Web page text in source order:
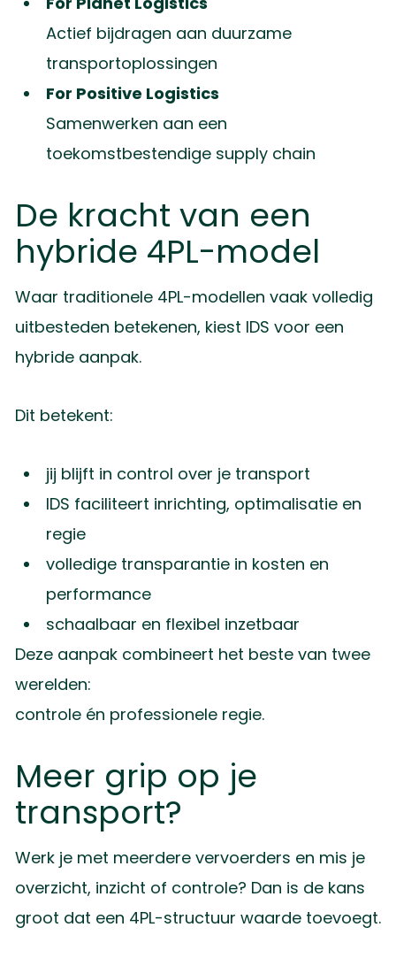
Actief bijdragen aan duurzame
transportoplossingen
For Positive Logistics
Samenwerken aan een
toekomstbestendige supply chain
De kracht van een
hybride 4PL-model
Waar traditionele 4PL-modellen vaak volledig
uitbesteden betekenen, kiest IDS voor een
hybride aanpak.
Dit betekent:
jij blijft in control over je transport
IDS faciliteert inrichting, optimalisatie en
regie
volledige transparantie in kosten en
performance
schaalbaar en flexibel inzetbaar
Deze aanpak combineert het beste van twee
werelden:
controle én professionele regie.
Meer grip op je
transport?
Werk je met meerdere vervoerders en mis je
overzicht, inzicht of controle? Dan is de kans
groot dat een 4PL-structuur waarde toevoegt.